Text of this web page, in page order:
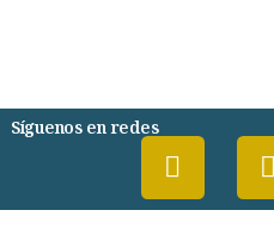
Síguenos en redes